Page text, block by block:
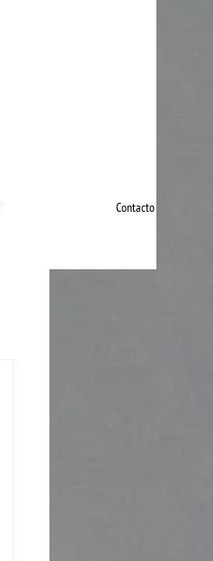
Contacto